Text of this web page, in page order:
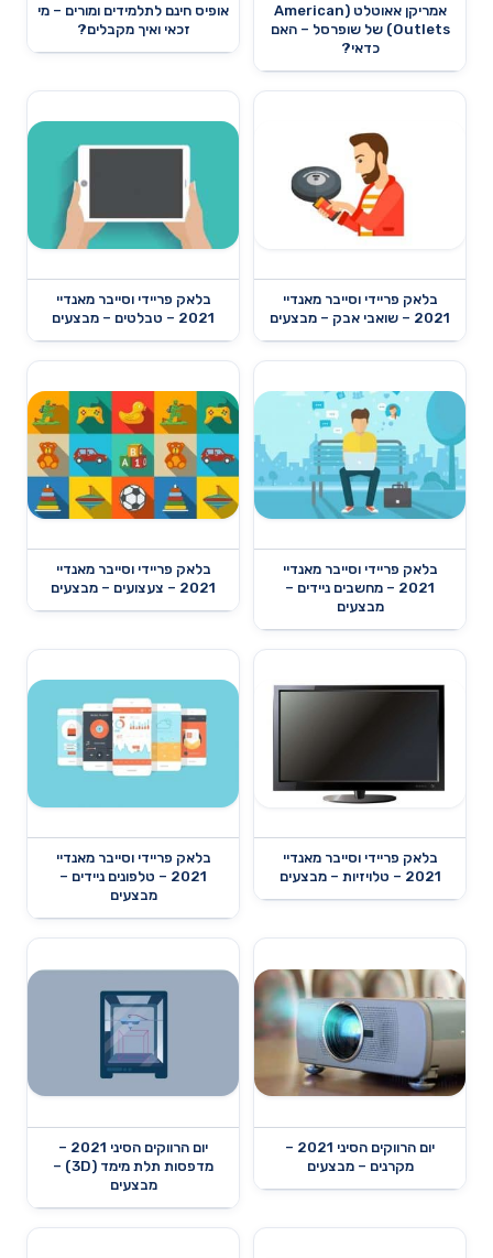
אמריקן אאוטלט (American
Outlets) של שופרסל – האם
כדאי?
אופיס חינם לתלמידים ומורים – מי
זכאי ואיך מקבלים?
בלאק פריידי וסייבר מאנדיי
2021 – שואבי אבק – מבצעים
בלאק פריידי וסייבר מאנדיי
2021 – טבלטים – מבצעים
בלאק פריידי וסייבר מאנדיי
2021 – מחשבים ניידים –
מבצעים
בלאק פריידי וסייבר מאנדיי
2021 – צעצועים – מבצעים
בלאק פריידי וסייבר מאנדיי
2021 – טלויזיות – מבצעים
בלאק פריידי וסייבר מאנדיי
2021 – טלפונים ניידים –
מבצעים
יום הרווקים הסיני 2021 –
מקרנים – מבצעים
יום הרווקים הסיני 2021 –
מדפסות תלת מימד (3D) –
מבצעים